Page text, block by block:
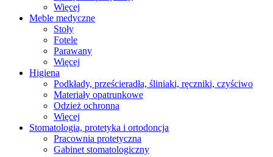
Więcej
Meble medyczne
Stoły
Fotele
Parawany
Więcej
Higiena
Podkłady, prześcieradła, śliniaki, ręczniki, czyściwo
Materiały opatrunkowe
Odzież ochronna
Więcej
Stomatologia, protetyka i ortodoncja
Pracownia protetyczna
Gabinet stomatologiczny